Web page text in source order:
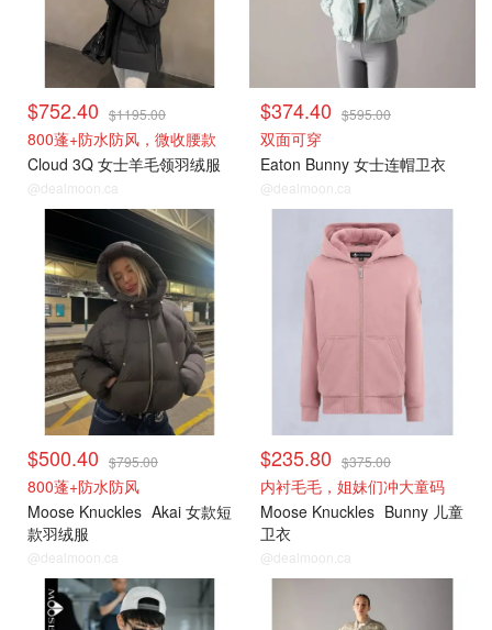
$752.40 $1195.00
800蓬+防水防风，微收腰款
Cloud 3Q 女士羊毛领羽绒服
@dealmoon.ca
$374.40 $595.00
双面可穿
Eaton Bunny 女士连帽卫衣
@dealmoon.ca
$500.40 $795.00
800蓬+防水防风
Moose Knuckles Akai 女款短
款羽绒服
@dealmoon.ca
$235.80 $375.00
内衬毛毛，姐妹们冲大童码
Moose Knuckles Bunny 儿童
卫衣
@dealmoon.ca